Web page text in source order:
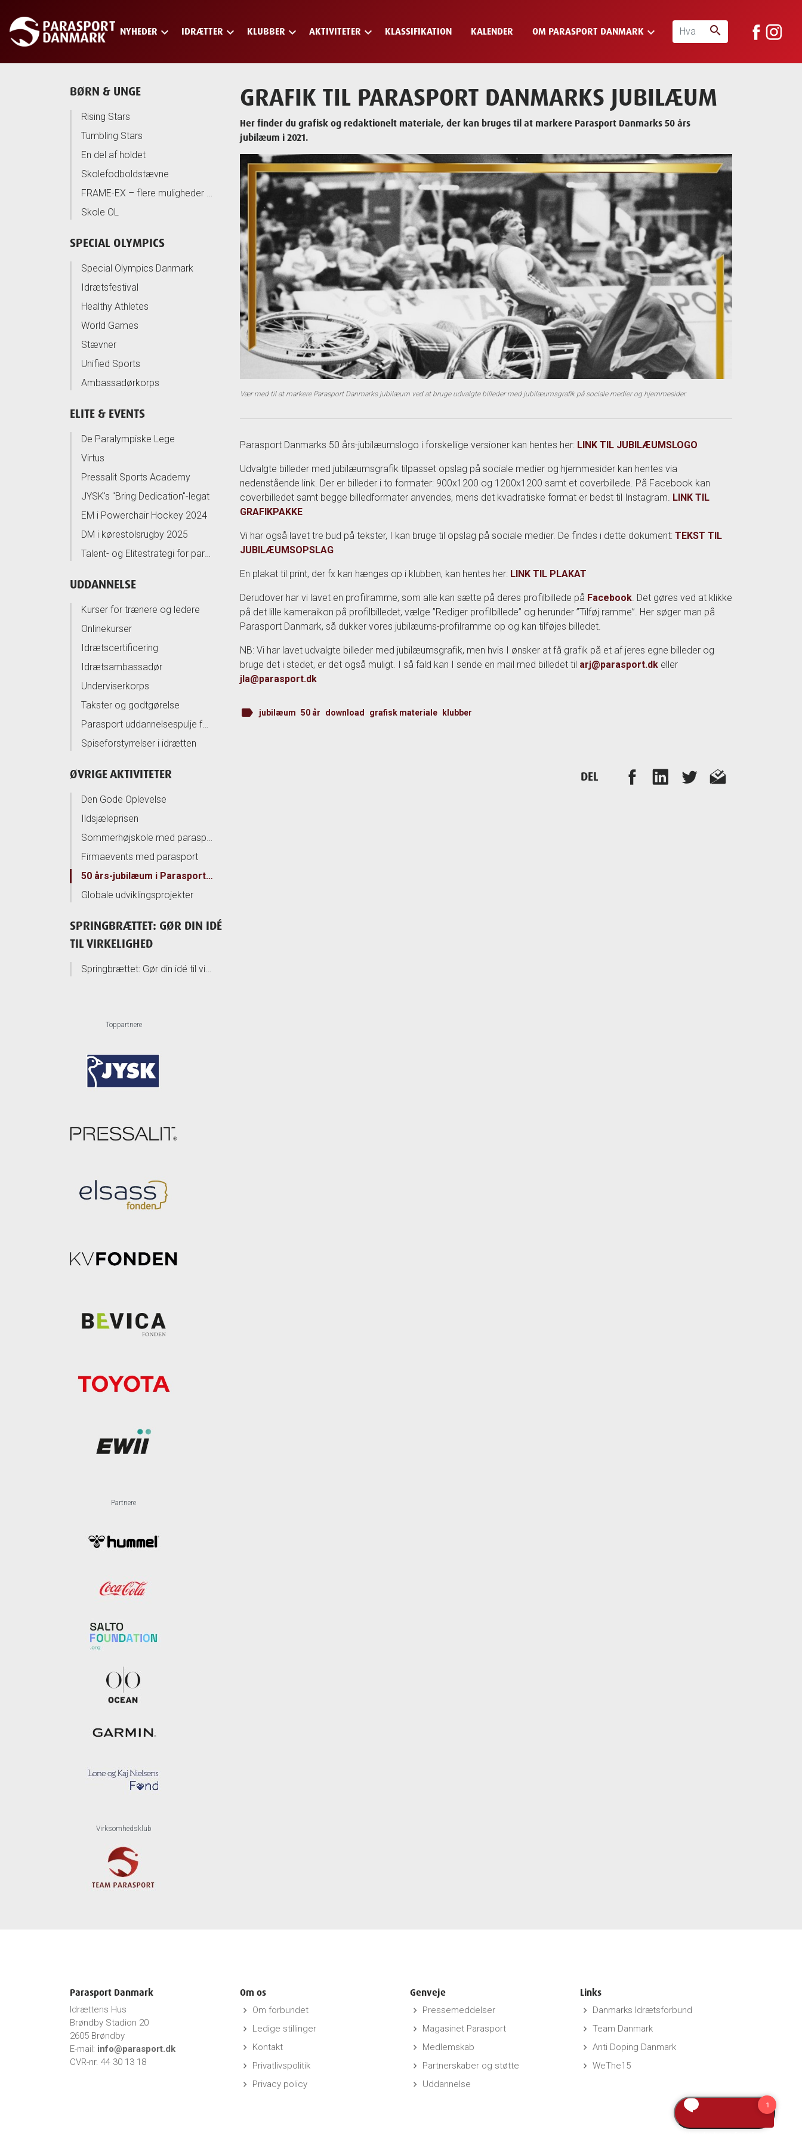
Skip
main
NYHEDER keyboard_arrow_down IDRÆTTER keyboard_arrow_down KLUBBER keyboard_arrow_down AKTIVITETER keyboard_arrow_down KLASSIFIKATION KALENDER OM PARASPORT DANMARK keyboard_arrow_down search
BØRN & UNGE
Rising Stars
Tumbling Stars
En del af holdet
Skolefodboldstævne
FRAME-EX – flere muligheder for børn og unge med funktionsnedsættelser!
Skole OL
SPECIAL OLYMPICS
Special Olympics Danmark
Idrætsfestival
Healthy Athletes
World Games
Stævner
Unified Sports
Ambassadørkorps
ELITE & EVENTS
De Paralympiske Lege
Virtus
Pressalit Sports Academy
JYSK's "Bring Dedication"-legat
EM i Powerchair Hockey 2024
DM i kørestolsrugby 2025
Talent- og Elitestrategi for paralympiske idrætter 2025-2032
UDDANNELSE
Kurser for trænere og ledere
Onlinekurser
Idrætscertificering
Idrætsambassadør
Underviserkorps
Takster og godtgørelse
Parasport uddannelsespulje for idrætsudvalg
Spiseforstyrrelser i idrætten
ØVRIGE AKTIVITETER
Den Gode Oplevelse
Ildsjæleprisen
Sommerhøjskole med parasport
Firmaevents med parasport
50 års-jubilæum i Parasport Danmark
Globale udviklingsprojekter
SPRINGBRÆTTET: GØR DIN IDÉ
TIL VIRKELIGHED
Springbrættet: Gør din idé til virkelighed
Toppartnere
Partnere
Virksomhedsklub
GRAFIK TIL PARASPORT DANMARKS JUBILÆUM
Her finder du grafisk og redaktionelt materiale, der kan bruges til at markere Parasport Danmarks 50 års
jubilæum i 2021.
Vær med til at markere Parasport Danmarks jubilæum ved at bruge udvalgte billeder med jubilæumsgrafik på sociale medier og hjemmesider.
Parasport Danmarks 50 års-jubilæumslogo i forskellige versioner kan hentes her: LINK TIL JUBILÆUMSLOGO
Udvalgte billeder med jubilæumsgrafik tilpasset opslag på sociale medier og hjemmesider kan hentes via
nedenstående link. Der er billeder i to formater: 900x1200 og 1200x1200 samt et coverbillede. På Facebook kan
coverbilledet samt begge billedformater anvendes, mens det kvadratiske format er bedst til Instagram. LINK TIL
GRAFIKPAKKE
Vi har også lavet tre bud på tekster, I kan bruge til opslag på sociale medier. De findes i dette dokument: TEKST TIL
JUBILÆUMSOPSLAG
En plakat til print, der fx kan hænges op i klubben, kan hentes her: LINK TIL PLAKAT
Derudover har vi lavet en profilramme, som alle kan sætte på deres profilbillede på Facebook. Det gøres ved at klikke
på det lille kameraikon på profilbilledet, vælge ”Rediger profilbillede” og herunder ”Tilføj ramme”. Her søger man på
Parasport Danmark, så dukker vores jubilæums-profilramme op og kan tilføjes billedet.
NB: Vi har lavet udvalgte billeder med jubilæumsgrafik, men hvis I ønsker at få grafik på et af jeres egne billeder og
bruge det i stedet, er det også muligt. I så fald kan I sende en mail med billedet til arj@parasport.dk eller
jla@parasport.dk
label jubilæum 50 år download grafisk materiale klubber
DEL
Parasport Danmark
Idrættens Hus
Brøndby Stadion 20
2605 Brøndby
E-mail: info@parasport.dk
CVR-nr. 44 30 13 18
Om os
keyboard_arrow_right Om forbundet
keyboard_arrow_right Ledige stillinger
keyboard_arrow_right Kontakt
keyboard_arrow_right Privatlivspolitik
keyboard_arrow_right Privacy policy
Genveje
keyboard_arrow_right Pressemeddelser
keyboard_arrow_right Magasinet Parasport
keyboard_arrow_right Medlemskab
keyboard_arrow_right Partnerskaber og støtte
keyboard_arrow_right Uddannelse
Links
keyboard_arrow_right Danmarks Idrætsforbund
keyboard_arrow_right Team Danmark
keyboard_arrow_right Anti Doping Danmark
keyboard_arrow_right WeThe15